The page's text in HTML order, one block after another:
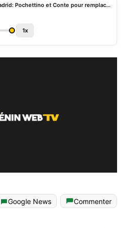
Real Madrid: Pochettino et Conte pour remplacer Zidane
1x
Google News
Commenter